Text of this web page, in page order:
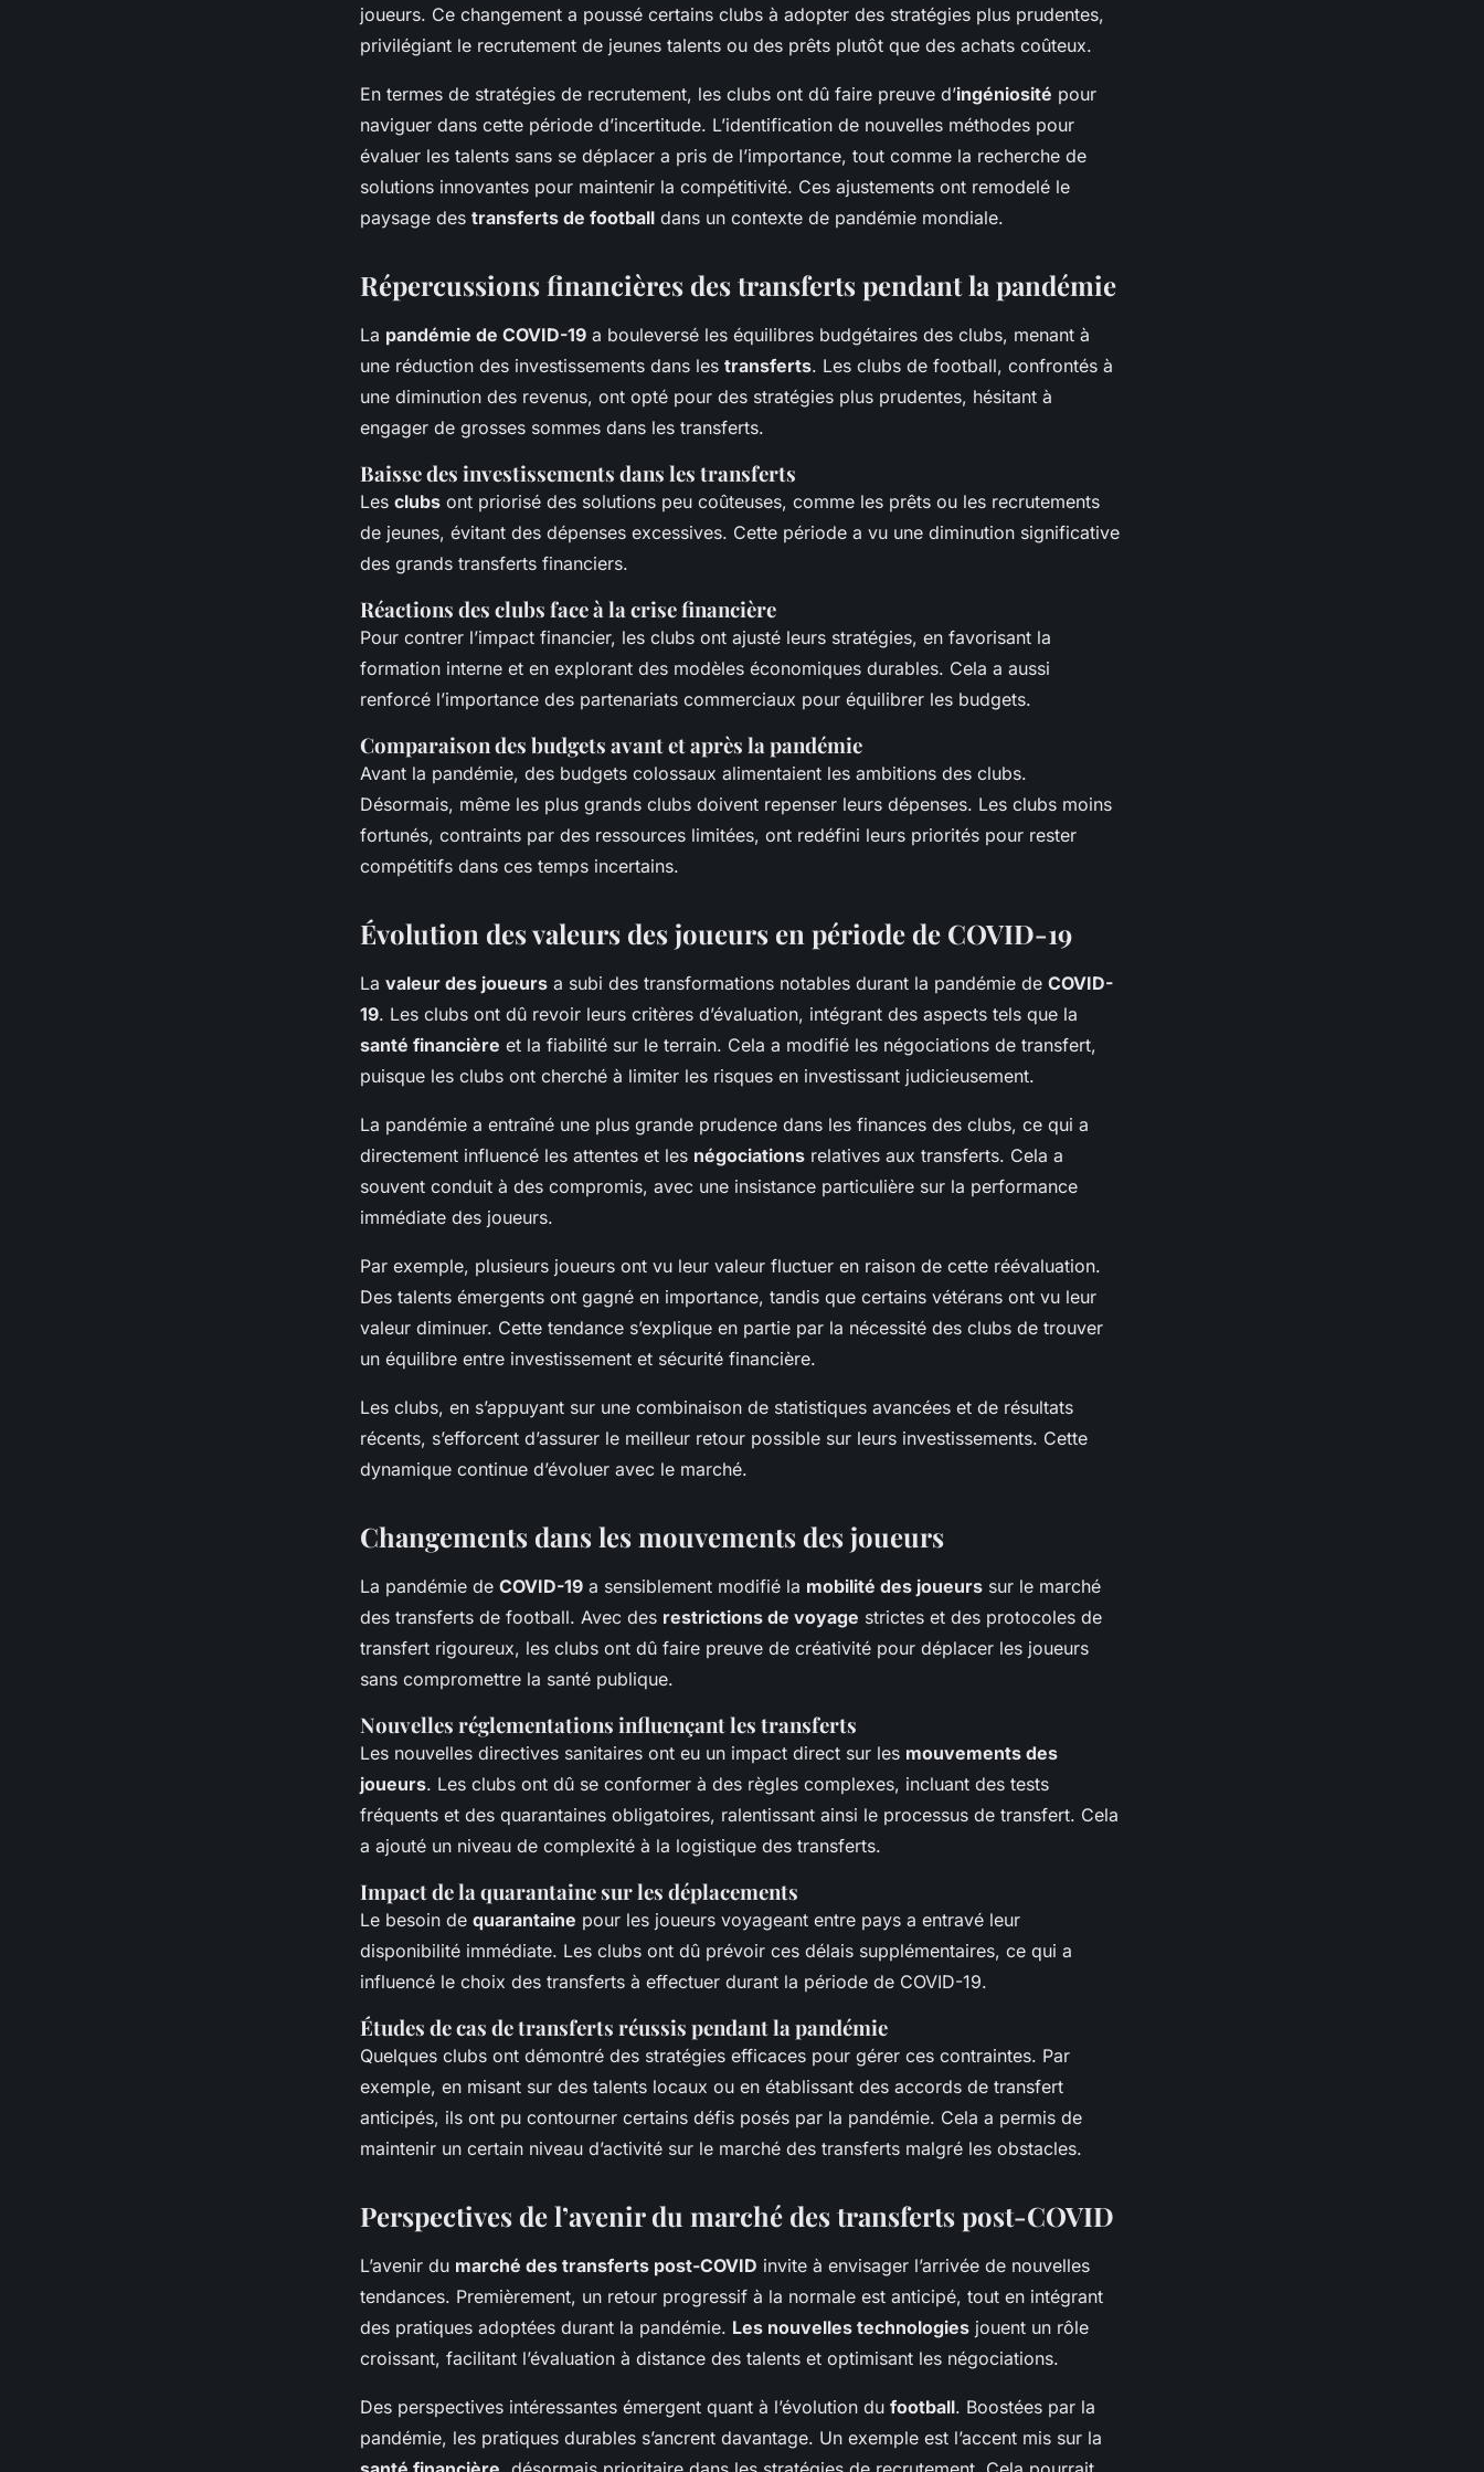
joueurs. Ce changement a poussé certains clubs à adopter des stratégies plus prudentes,
privilégiant le recrutement de jeunes talents ou des prêts plutôt que des achats coûteux.
En termes de stratégies de recrutement, les clubs ont dû faire preuve d’ingéniosité pour
naviguer dans cette période d’incertitude. L’identification de nouvelles méthodes pour
évaluer les talents sans se déplacer a pris de l’importance, tout comme la recherche de
solutions innovantes pour maintenir la compétitivité. Ces ajustements ont remodelé le
paysage des transferts de football dans un contexte de pandémie mondiale.
Répercussions financières des transferts pendant la pandémie
La pandémie de COVID-19 a bouleversé les équilibres budgétaires des clubs, menant à
une réduction des investissements dans les transferts. Les clubs de football, confrontés à
une diminution des revenus, ont opté pour des stratégies plus prudentes, hésitant à
engager de grosses sommes dans les transferts.
Baisse des investissements dans les transferts
Les clubs ont priorisé des solutions peu coûteuses, comme les prêts ou les recrutements
de jeunes, évitant des dépenses excessives. Cette période a vu une diminution significative
des grands transferts financiers.
Réactions des clubs face à la crise financière
Pour contrer l’impact financier, les clubs ont ajusté leurs stratégies, en favorisant la
formation interne et en explorant des modèles économiques durables. Cela a aussi
renforcé l’importance des partenariats commerciaux pour équilibrer les budgets.
Comparaison des budgets avant et après la pandémie
Avant la pandémie, des budgets colossaux alimentaient les ambitions des clubs.
Désormais, même les plus grands clubs doivent repenser leurs dépenses. Les clubs moins
fortunés, contraints par des ressources limitées, ont redéfini leurs priorités pour rester
compétitifs dans ces temps incertains.
Évolution des valeurs des joueurs en période de COVID-19
La valeur des joueurs a subi des transformations notables durant la pandémie de COVID-
19. Les clubs ont dû revoir leurs critères d’évaluation, intégrant des aspects tels que la
santé financière et la fiabilité sur le terrain. Cela a modifié les négociations de transfert,
puisque les clubs ont cherché à limiter les risques en investissant judicieusement.
La pandémie a entraîné une plus grande prudence dans les finances des clubs, ce qui a
directement influencé les attentes et les négociations relatives aux transferts. Cela a
souvent conduit à des compromis, avec une insistance particulière sur la performance
immédiate des joueurs.
Par exemple, plusieurs joueurs ont vu leur valeur fluctuer en raison de cette réévaluation.
Des talents émergents ont gagné en importance, tandis que certains vétérans ont vu leur
valeur diminuer. Cette tendance s’explique en partie par la nécessité des clubs de trouver
un équilibre entre investissement et sécurité financière.
Les clubs, en s’appuyant sur une combinaison de statistiques avancées et de résultats
récents, s’efforcent d’assurer le meilleur retour possible sur leurs investissements. Cette
dynamique continue d’évoluer avec le marché.
Changements dans les mouvements des joueurs
La pandémie de COVID-19 a sensiblement modifié la mobilité des joueurs sur le marché
des transferts de football. Avec des restrictions de voyage strictes et des protocoles de
transfert rigoureux, les clubs ont dû faire preuve de créativité pour déplacer les joueurs
sans compromettre la santé publique.
Nouvelles réglementations influençant les transferts
Les nouvelles directives sanitaires ont eu un impact direct sur les mouvements des
joueurs. Les clubs ont dû se conformer à des règles complexes, incluant des tests
fréquents et des quarantaines obligatoires, ralentissant ainsi le processus de transfert. Cela
a ajouté un niveau de complexité à la logistique des transferts.
Impact de la quarantaine sur les déplacements
Le besoin de quarantaine pour les joueurs voyageant entre pays a entravé leur
disponibilité immédiate. Les clubs ont dû prévoir ces délais supplémentaires, ce qui a
influencé le choix des transferts à effectuer durant la période de COVID-19.
Études de cas de transferts réussis pendant la pandémie
Quelques clubs ont démontré des stratégies efficaces pour gérer ces contraintes. Par
exemple, en misant sur des talents locaux ou en établissant des accords de transfert
anticipés, ils ont pu contourner certains défis posés par la pandémie. Cela a permis de
maintenir un certain niveau d’activité sur le marché des transferts malgré les obstacles.
Perspectives de l’avenir du marché des transferts post-COVID
L’avenir du marché des transferts post-COVID invite à envisager l’arrivée de nouvelles
tendances. Premièrement, un retour progressif à la normale est anticipé, tout en intégrant
des pratiques adoptées durant la pandémie. Les nouvelles technologies jouent un rôle
croissant, facilitant l’évaluation à distance des talents et optimisant les négociations.
Des perspectives intéressantes émergent quant à l’évolution du football. Boostées par la
pandémie, les pratiques durables s’ancrent davantage. Un exemple est l’accent mis sur la